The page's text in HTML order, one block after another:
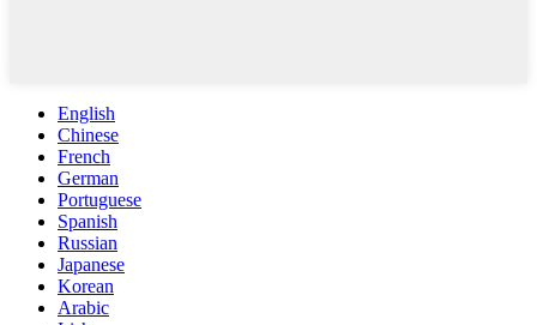
English
Chinese
French
German
Portuguese
Spanish
Russian
Japanese
Korean
Arabic